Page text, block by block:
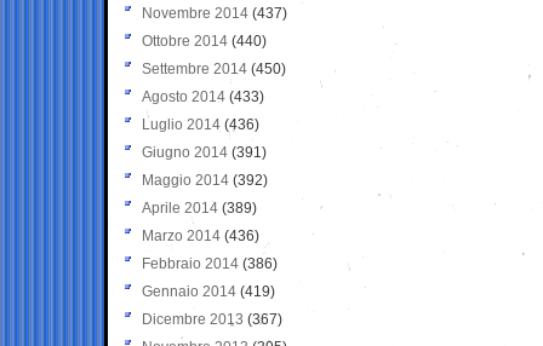
Novembre 2014 (437)
Ottobre 2014 (440)
Settembre 2014 (450)
Agosto 2014 (433)
Luglio 2014 (436)
Giugno 2014 (391)
Maggio 2014 (392)
Aprile 2014 (389)
Marzo 2014 (436)
Febbraio 2014 (386)
Gennaio 2014 (419)
Dicembre 2013 (367)